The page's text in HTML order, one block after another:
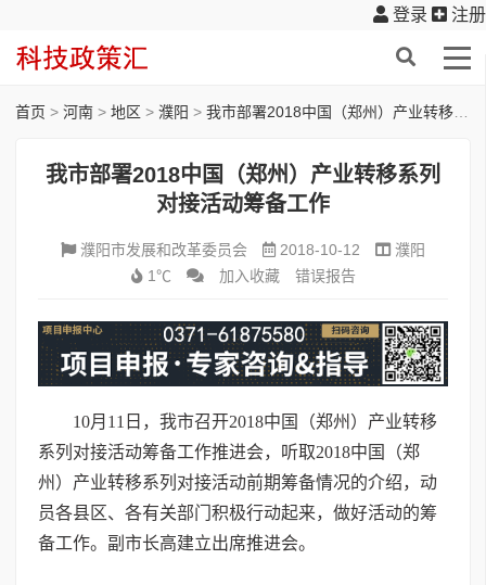
登录 注册
首页 > 河南 > 地区 > 濮阳 > 我市部署2018中国（郑州）产业转移系列对接活动筹备工作
我市部署2018中国（郑州）产业转移系列
对接活动筹备工作
濮阳市发展和改革委员会 2018-10-12
濮阳
1℃
加入收藏 错误报告
10月11日，我市召开2018中国（郑州）产业转移
系列对接活动筹备工作推进会，听取2018中国（郑
州）产业转移系列对接活动前期筹备情况的介绍，动
员各县区、各有关部门积极行动起来，做好活动的筹
备工作。副市长高建立出席推进会。